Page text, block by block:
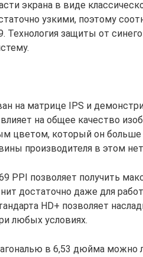
экрана в виде
узкими, поэтому
Технология защиты от
на матрице IPS и
на общее качество
цветом, который он
производителя в этом
PPI позволяет получить
достаточно даже для
HD+ позволяет
любых условиях.
в 6,53 дюйма можно